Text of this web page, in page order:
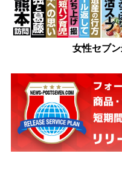
女性セブ